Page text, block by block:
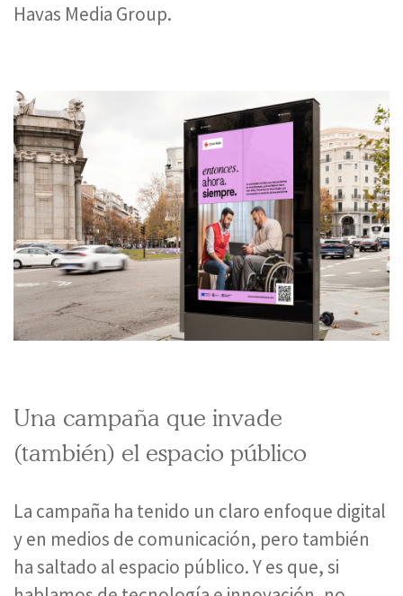
Havas Media Group.
Una campaña que invade
(también) el espacio público
La campaña ha tenido un claro enfoque digital
y en medios de comunicación, pero también
ha saltado al espacio público. Y es que, si